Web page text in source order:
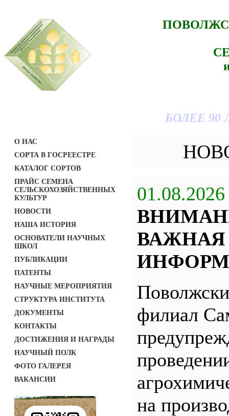
БОЛЕЕ
О НАС
СОРТА В ГОСРЕЕСТРЕ
КАТАЛОГ СОРТОВ
ПРАЙС СЕМЕНА
СЕЛЬСКОХОЗЯЙСТВЕННЫХ
КУЛЬТУР
НОВОСТИ
НАША ИСТОРИЯ
ОСНОВАТЕЛИ НАУЧНЫХ
ШКОЛ
ПУБЛИКАЦИИ
ПАТЕНТЫ
НАУЧНЫЕ МЕРОПРИЯТИЯ
СТРУКТУРА ИНСТИТУТА
ДОКУМЕНТЫ
КОНТАКТЫ
ДОСТИЖЕНИЯ И НАГРАДЫ
НАУЧНЫЙ ПОЛК
ФОТО ГАЛЕРЕЯ
ВАКАНСИИ
01.08.2026
ВАЖНАЯ
филиал
на